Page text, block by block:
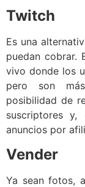
Twitch
Es una
puedan cobrar.
vivo donde los
pero son
posibilidad de
suscriptores
anuncios por
Vender
Ya sean fotos,